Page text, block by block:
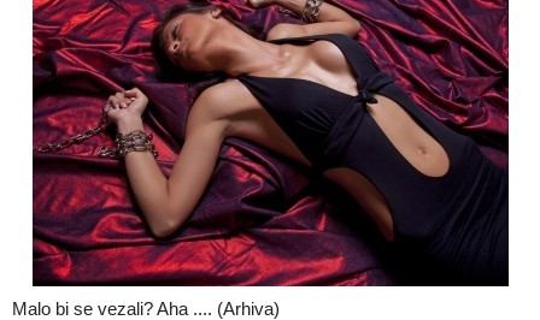
Malo bi se vezali? Aha .... (Arhiva)